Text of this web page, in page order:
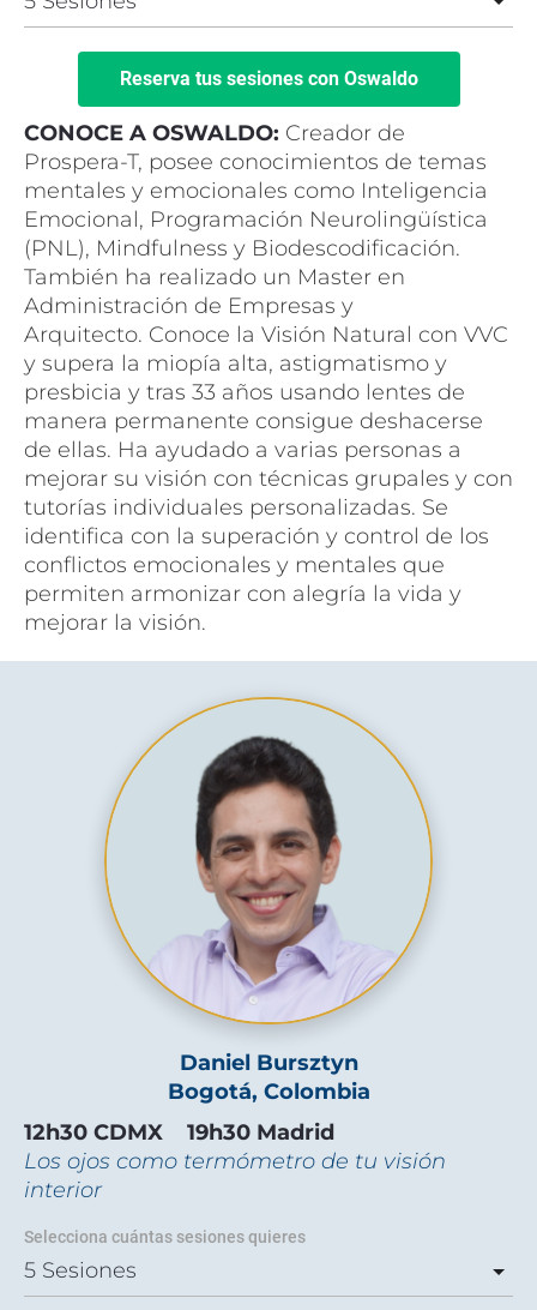
Reserva tus sesiones con Oswaldo
CONOCE A OSWALDO: Creador de
Prospera-T, posee conocimientos de temas
mentales y emocionales como Inteligencia
Emocional, Programación Neurolingüística
(PNL), Mindfulness y Biodescodificación.
También ha realizado un Master en
Administración de Empresas y
Arquitecto. Conoce la Visión Natural con VVC
y supera la miopía alta, astigmatismo y
presbicia y tras 33 años usando lentes de
manera permanente consigue deshacerse
de ellas. Ha ayudado a varias personas a
mejorar su visión con técnicas grupales y con
tutorías individuales personalizadas. Se
identifica con la superación y control de los
conflictos emocionales y mentales que
permiten armonizar con alegría la vida y
mejorar la visión.
Daniel Bursztyn
Bogotá, Colombia
12h30 CDMX    19h30 Madrid
Los ojos como termómetro de tu visión
interior
Selecciona cuántas sesiones quieres